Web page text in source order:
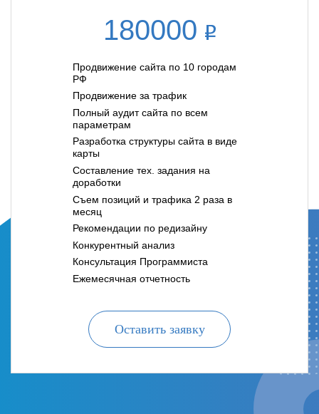
180000
Продвижение сайта по 10 городам
РФ
Продвижение за трафик
Полный аудит сайта по всем
параметрам
Разработка структуры сайта в виде
карты
Составление тех. задания на
доработки
Съем позиций и трафика 2 раза в
месяц
Рекомендации по редизайну
Конкурентный анализ
Консультация Программиста
Ежемесячная отчетность
Оставить заявку